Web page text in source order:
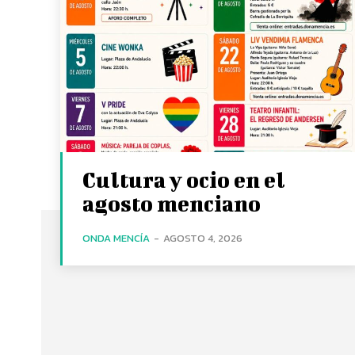
Cultura y ocio en el
agosto menciano
ONDA MENCÍA - AGOSTO 4, 2026